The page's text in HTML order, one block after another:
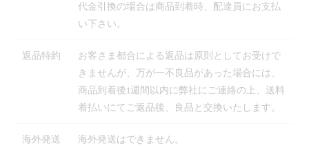
代金引換の場合は商品到着時、配達員にお支払
い下さい。
返品特約
お客さま都合による返品は原則としてお受けで
きませんが、万が一不良品があった場合には、
商品到着後1週間以内に弊社にご連絡の上、送料
着払いにてご返品後、良品と交換いたします。
海外発送 海外発送はできません。